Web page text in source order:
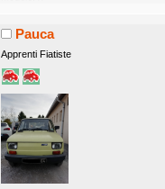
Pauca
Apprenti Fiatiste